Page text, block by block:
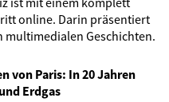
online. Darin präsentiert
multimedialen Geschichten.
von Paris: In 20 Jahren
Erdgas